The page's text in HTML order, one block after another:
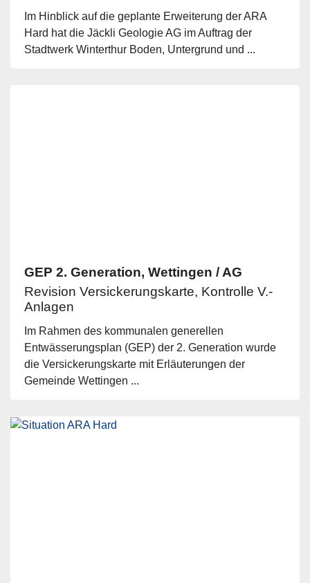
Im Hinblick auf die geplante Erweiterung der ARA
Hard hat die Jäckli Geologie AG im Auftrag der
Stadtwerk Winterthur Boden, Untergrund und ...
GEP 2. Generation, Wettingen / AG
Revision Versickerungskarte, Kontrolle V.-
Anlagen
Im Rahmen des kommunalen generellen
Entwässerungsplan (GEP) der 2. Generation wurde
die Versickerungskarte mit Erläuterungen der
Gemeinde Wettingen ...